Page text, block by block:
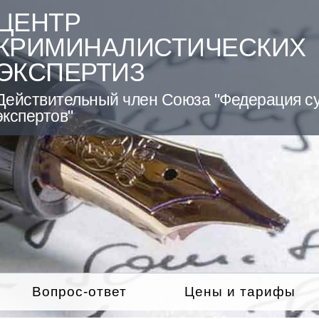
член Союза "Федерация
Вопрос-ответ Цены и тарифы